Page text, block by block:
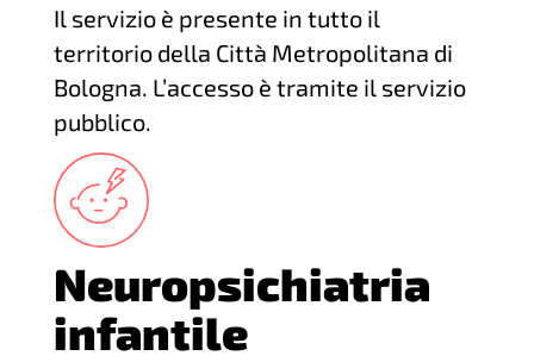
Il servizio è presente in tutto il
territorio della Città Metropolitana di
Bologna. L’accesso è tramite il servizio
pubblico.
Neuropsichiatria
infantile